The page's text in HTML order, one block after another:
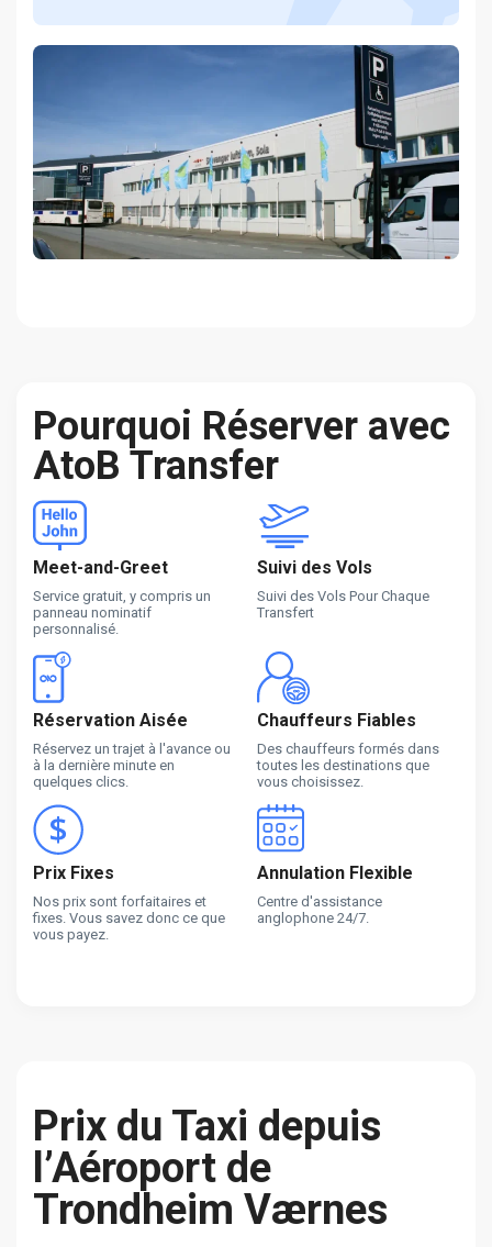
Pourquoi Réserver avec
AtoB Transfer
Meet-and-Greet
Service gratuit, y compris un
panneau nominatif
personnalisé.
Suivi des Vols
Suivi des Vols Pour Chaque
Transfert
Réservation Aisée
Réservez un trajet à l'avance ou
à la dernière minute en
quelques clics.
Chauffeurs Fiables
Des chauffeurs formés dans
toutes les destinations que
vous choisissez.
Prix Fixes
Nos prix sont forfaitaires et
fixes. Vous savez donc ce que
vous payez.
Annulation Flexible
Centre d'assistance
anglophone 24/7.
Prix du Taxi depuis
l’Aéroport de
Trondheim Værnes